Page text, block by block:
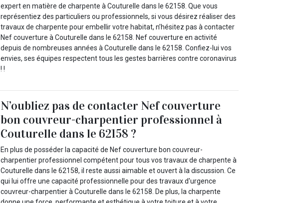
expert en matière de charpente à Couturelle dans le 62158. Que vous
représentiez des particuliers ou professionnels, si vous désirez réaliser des
travaux de charpente pour embellir votre habitat, n’hésitez pas à contacter
Nef couverture à Couturelle dans le 62158. Nef couverture en activité
depuis de nombreuses années à Couturelle dans le 62158. Confiez-lui vos
envies, ses équipes respectent tous les gestes barrières contre coronavirus
! !
N’oubliez pas de contacter Nef couverture
bon couvreur-charpentier professionnel à
Couturelle dans le 62158 ?
En plus de posséder la capacité de Nef couverture bon couvreur-
charpentier professionnel compétent pour tous vos travaux de charpente à
Couturelle dans le 62158, il reste aussi aimable et ouvert à la discussion. Ce
qui lui offre une capacité professionnelle pour des travaux d'urgence
couvreur-charpentier à Couturelle dans le 62158. De plus, la charpente